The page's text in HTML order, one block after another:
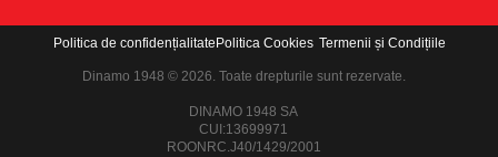
Politica de confidențialitate Politica Cookies Termenii și Condițiile
Dinamo 1948 © 2026. Toate drepturile sunt rezervate.
DINAMO 1948 SA
CUI:13699971
ROONRC.J40/1429/2001